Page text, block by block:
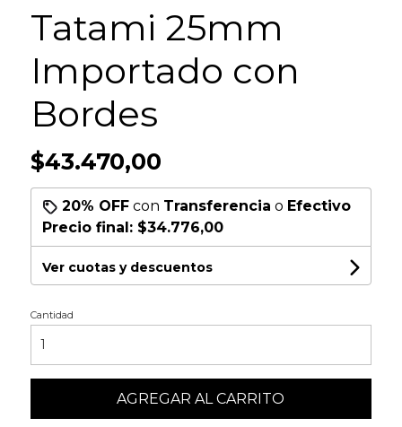
Tatami 25mm
Importado con
Bordes
$43.470,00
20% OFFcon Transferencia o Efectivo
Precio final: $34.776,00
Ver cuotas y descuentos
Cantidad
AGREGAR AL CARRITO